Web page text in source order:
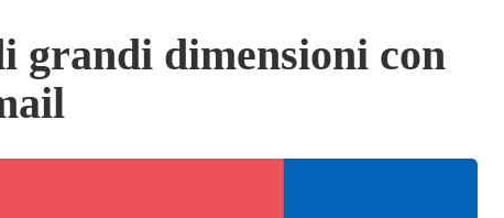
grandi dimensioni con